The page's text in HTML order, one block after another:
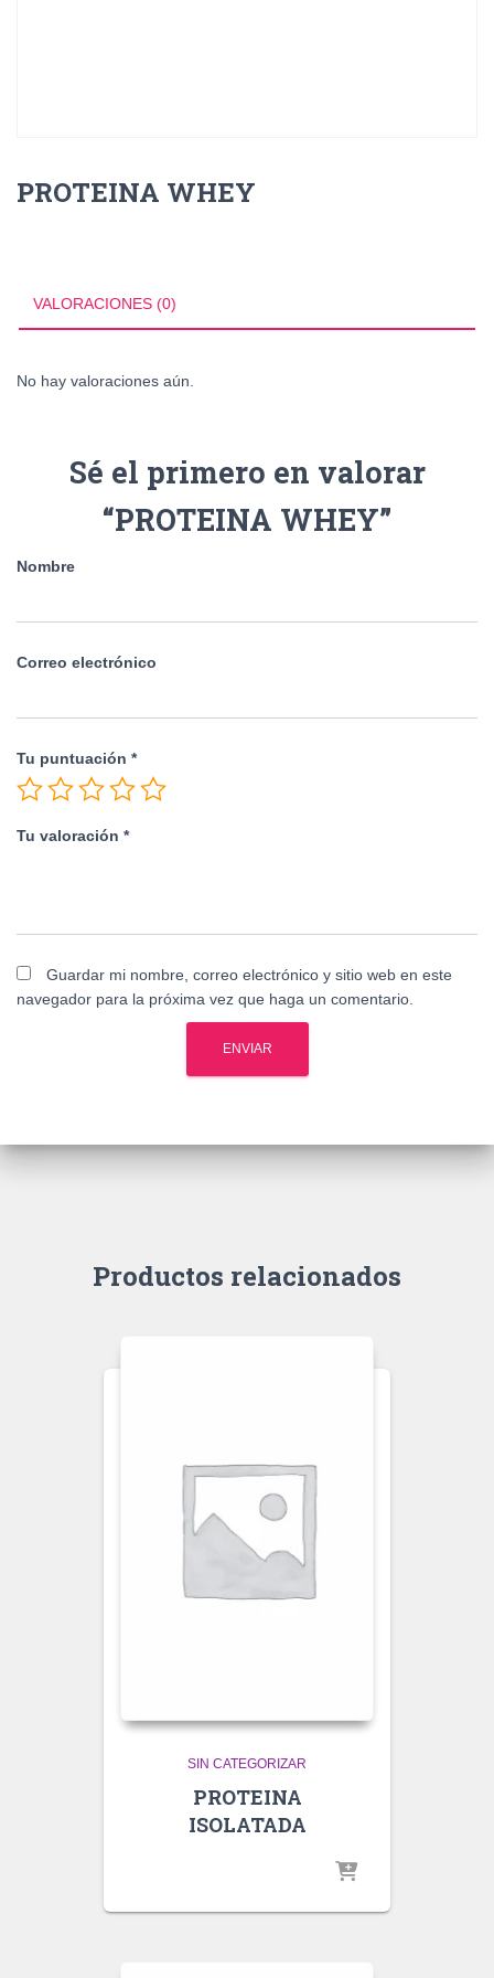
PROTEINA WHEY
VALORACIONES (0)
No hay valoraciones aún.
Sé el primero en valorar
“PROTEINA WHEY”
Nombre
Correo electrónico
Tu puntuación *
Tu valoración *
Guardar mi nombre, correo electrónico y sitio web en este
navegador para la próxima vez que haga un comentario.
Productos relacionados
SIN CATEGORIZAR
PROTEINA
ISOLATADA